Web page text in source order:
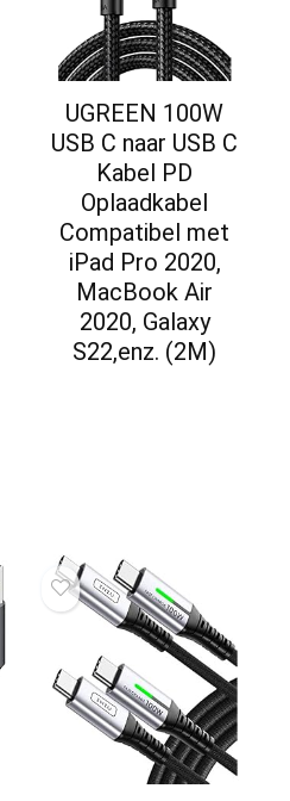
UGREEN 100W
USB C naar USB C
Kabel PD
Oplaadkabel
Compatibel met
iPad Pro 2020,
MacBook Air
2020, Galaxy
S22,enz. (2M)